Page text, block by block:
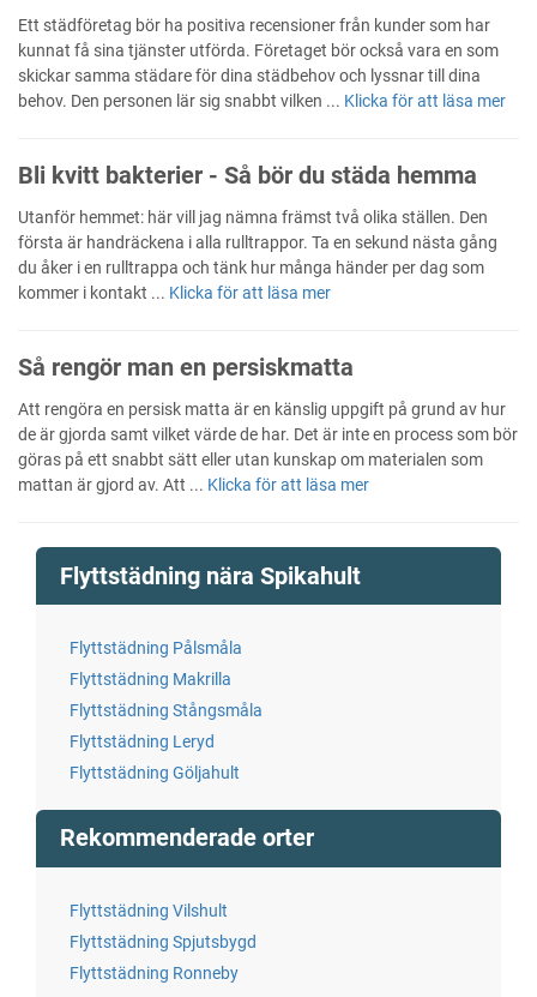
Ett städföretag bör ha positiva recensioner från kunder som har
kunnat få sina tjänster utförda. Företaget bör också vara en som
skickar samma städare för dina städbehov och lyssnar till dina
behov. Den personen lär sig snabbt vilken ... Klicka för att läsa mer
Bli kvitt bakterier - Så bör du städa hemma
Utanför hemmet: här vill jag nämna främst två olika ställen. Den
första är handräckena i alla rulltrappor. Ta en sekund nästa gång
du åker i en rulltrappa och tänk hur många händer per dag som
kommer i kontakt ... Klicka för att läsa mer
Så rengör man en persiskmatta
Att rengöra en persisk matta är en känslig uppgift på grund av hur
de är gjorda samt vilket värde de har. Det är inte en process som bör
göras på ett snabbt sätt eller utan kunskap om materialen som
mattan är gjord av. Att ... Klicka för att läsa mer
Flyttstädning nära Spikahult
Flyttstädning Pålsmåla
Flyttstädning Makrilla
Flyttstädning Stångsmåla
Flyttstädning Leryd
Flyttstädning Göljahult
Rekommenderade orter
Flyttstädning Vilshult
Flyttstädning Spjutsbygd
Flyttstädning Ronneby